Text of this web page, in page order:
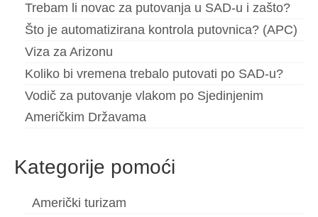
Trebam li novac za putovanja u SAD-u i zašto?
Što je automatizirana kontrola putovnica? (APC)
Viza za Arizonu
Koliko bi vremena trebalo putovati po SAD-u?
Vodič za putovanje vlakom po Sjedinjenim
Američkim Državama
Kategorije pomoći
Američki turizam